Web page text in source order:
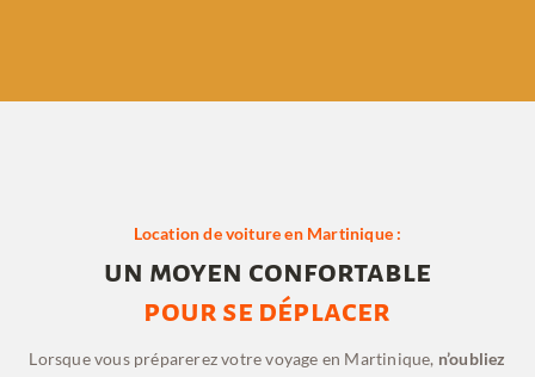
Location de voiture en Martinique :
un moyen confortable
pour se déplacer
Lorsque vous préparerez votre voyage en Martinique, n’oubliez